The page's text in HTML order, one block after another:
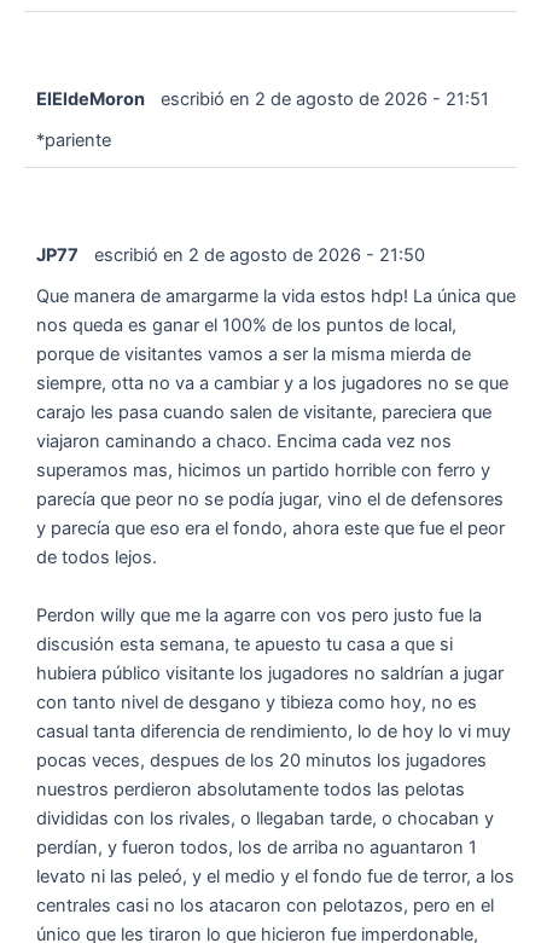
ElEldeMoron escribió en 2 de agosto de 2026 - 21:51
*pariente
JP77 escribió en 2 de agosto de 2026 - 21:50
Que manera de amargarme la vida estos hdp! La única que
nos queda es ganar el 100% de los puntos de local,
porque de visitantes vamos a ser la misma mierda de
siempre, otta no va a cambiar y a los jugadores no se que
carajo les pasa cuando salen de visitante, pareciera que
viajaron caminando a chaco. Encima cada vez nos
superamos mas, hicimos un partido horrible con ferro y
parecía que peor no se podía jugar, vino el de defensores
y parecía que eso era el fondo, ahora este que fue el peor
de todos lejos.
Perdon willy que me la agarre con vos pero justo fue la
discusión esta semana, te apuesto tu casa a que si
hubiera público visitante los jugadores no saldrían a jugar
con tanto nivel de desgano y tibieza como hoy, no es
casual tanta diferencia de rendimiento, lo de hoy lo vi muy
pocas veces, despues de los 20 minutos los jugadores
nuestros perdieron absolutamente todos las pelotas
divididas con los rivales, o llegaban tarde, o chocaban y
perdían, y fueron todos, los de arriba no aguantaron 1
levato ni las peleó, y el medio y el fondo fue de terror, a los
centrales casi no los atacaron con pelotazos, pero en el
único que les tiraron lo que hicieron fue imperdonable,